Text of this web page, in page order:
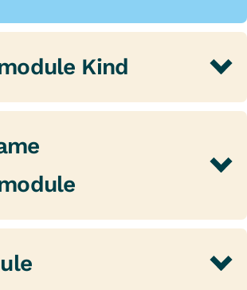
Kind
zu den
das Kind finden
Therapieaktivitäten
Baustein unserer